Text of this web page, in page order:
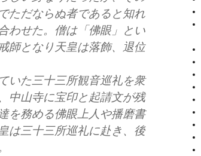
ただならぬ者であると知れ
わせた。僧は「佛眼」とい
師となり天皇は落飾、退位
いた三十三所観音巡礼を衆
中山寺に宝印と起請文が残
を務める佛眼上人や播磨書
は三十三所巡礼に赴き、後